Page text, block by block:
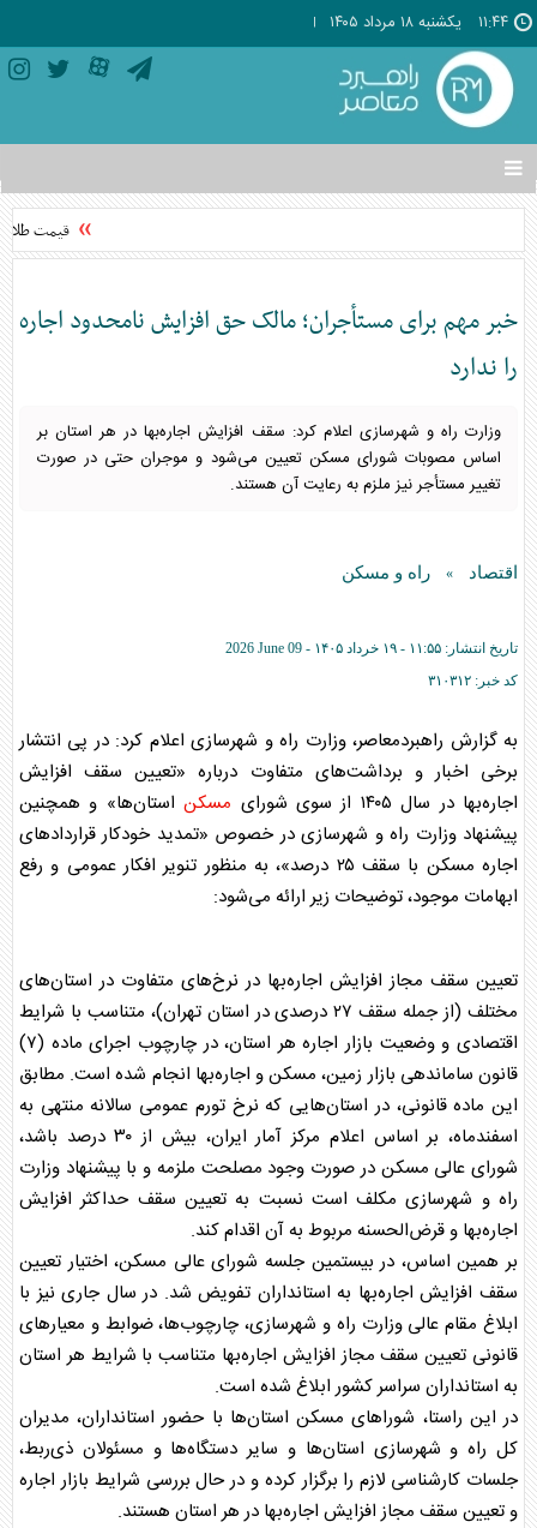
۱۱:۴۴ يکشنبه ۱۸ مرداد ۱۴۰۵
تغییر
وضعیت
منوی
ها
قیمت طلا امروز
خبر مهم برای مستأجران؛ مالک حق افزایش نامحدود اجاره
را ندارد
وزارت راه و شهرسازی اعلام کرد: سقف افزایش اجاره‌بها در هر استان بر
اساس مصوبات شورای مسکن تعیین می‌شود و موجران حتی در صورت
تغییر مستأجر نیز ملزم به رعایت آن هستند.
اقتصاد » راه و مسکن
تاریخ انتشار: ۱۱:۵۵ - ۱۹ خرداد ۱۴۰۵ -
2026 June 09
کد خبر: ۳۱۰۳۱۲
به گزارش راهبردمعاصر، وزارت راه و شهرسازی اعلام کرد: در پی انتشار
برخی اخبار و برداشت‌های متفاوت درباره «تعیین سقف افزایش
اجاره‌بها در سال ۱۴۰۵ از سوی شورای
مسکناستان‌ها» و همچنین
پیشنهاد وزارت راه و شهرسازی در خصوص «تمدید خودکار قراردادهای
اجاره مسکن
با سقف ۲۵ درصد»، به منظور تنویر افکار عمومی و رفع
ابهامات موجود، توضیحات زیر ارائه می‌شود:
تعیین سقف مجاز افزایش اجاره‌بها در نرخ‌های متفاوت در استان‌های
مختلف (از جمله سقف ۲۷ درصدی در استان تهران)، متناسب با شرایط
اقتصادی و وضعیت بازار اجاره هر استان، در چارچوب اجرای ماده (۷)
قانون ساماندهی بازار زمین، مسکنو اجاره‌بها انجام شده است. مطابق
این ماده قانونی، در استان‌هایی که نرخ تورم عمومی سالانه منتهی به
اسفندماه، بر اساس اعلام مرکز آمار ایران، بیش از ۳۰ درصد باشد،
شورای عالی مسکن در صورت وجود مصلحت ملزمه و با پیشنهاد وزارت
راه و شهرسازی مکلف است نسبت به تعیین سقف حداکثر افزایش
اجاره‌بها و قرض‌الحسنه مربوط به آن اقدام کند.
بر همین اساس، در بیستمین جلسه شورای عالی مسکن، اختیار تعیین
سقف افزایش اجاره‌بها به استانداران تفویض شد. در سال جاری نیز با
ابلاغ مقام عالی وزارت راه و شهرسازی، چارچوب‌ها، ضوابط و معیارهای
قانونی تعیین سقف مجاز افزایش اجاره‌بها متناسب با شرایط هر استان
به استانداران سراسر کشور ابلاغ شده است.
در این راستا، شوراهای مسکناستان‌ها با حضور استانداران، مدیران
کل راه و شهرسازی استان‌ها و سایر دستگاه‌ها و مسئولان ذی‌ربط،
جلسات کارشناسی لازم را برگزار کرده و در حال بررسی شرایط بازار اجاره
و تعیین سقف مجاز افزایش اجاره‌بها در هر استان هستند.